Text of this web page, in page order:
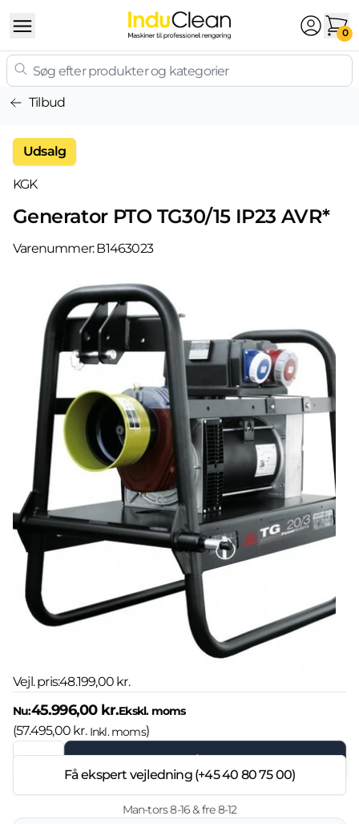
0
Tilbud
Udsalg
KGK
Generator PTO TG30/15 IP23 AVR*
Varenummer:B1463023
Vejl. pris:48.199,00 kr.
Nu:45.996,00 kr.Ekskl. moms
(57.495,00 kr. Inkl. moms)
Læg i kurven
Få ekspert vejledning (+45 40 80 75 00)
Man-tors 8-16 & fre 8-12